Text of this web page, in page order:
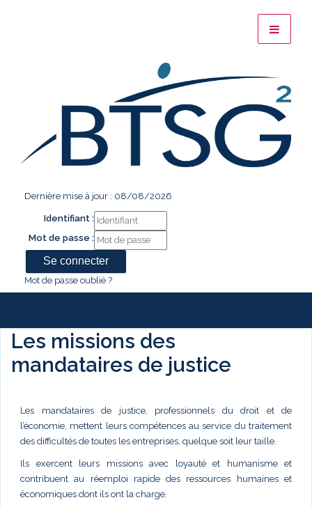
Dernière mise à jour : 08/08/2026
Identifiant :
Mot de passe :
Mot de passe oublié ?
Les missions des
mandataires de justice
Les mandataires de justice, professionnels du droit et de
l’économie, mettent leurs compétences au service du traitement
des difficultés de toutes les entreprises, quelque soit leur taille.
Ils exercent leurs missions avec loyauté et humanisme et
contribuent au réemploi rapide des ressources humaines et
économiques dont ils ont la charge.